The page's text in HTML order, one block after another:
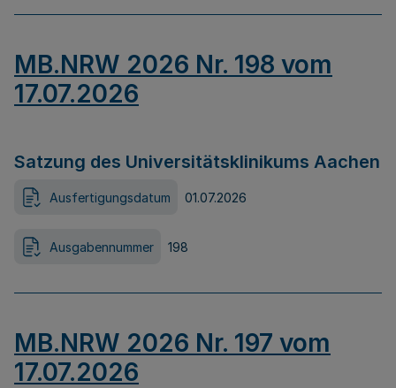
MB.NRW 2026 Nr. 198 vom
17.07.2026
Satzung des Universitätsklinikums Aachen
Ausfertigungsdatum 01.07.2026
Ausgabennummer 198
MB.NRW 2026 Nr. 197 vom
17.07.2026